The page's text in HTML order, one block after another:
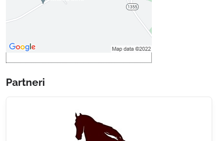
Povoliť a zapamätať - súhlas s
Partneri